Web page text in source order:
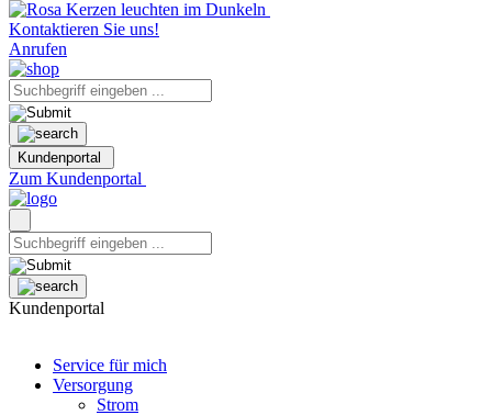
Kontaktieren Sie uns!
Anrufen
Kundenportal
Zum Kundenportal
Kundenportal
Service für mich
Versorgung
Strom